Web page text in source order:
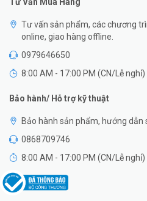
Tư vấn sản phẩm, các chương
online, giao hàng offline.
0979646650
8:00 AM - 17:00 PM (CN/Lễ nghỉ)
Bảo hành/ Hỗ trợ kỹ thuật
Bảo hành sản phẩm, hướng dẫn
0868709746
8:00 AM - 17:00 PM (CN/Lễ nghỉ)